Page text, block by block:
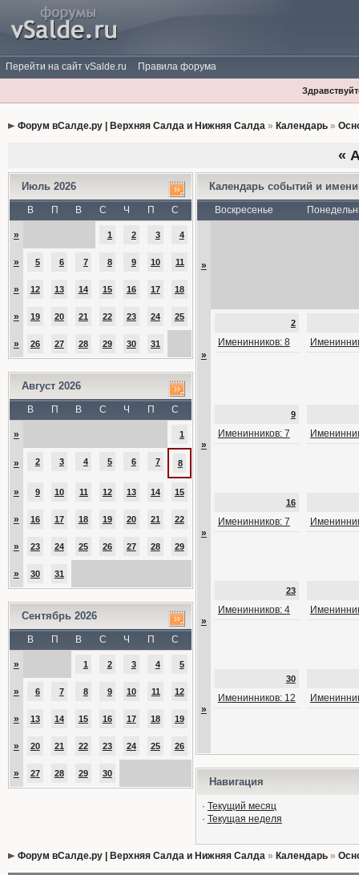
Перейти на сайт vSalde.ru Правила форума
Форум вСалде.ру | Верхняя Салда и Нижняя Салда» Календарь»
«
Июль 2026
В П В С Ч П С
» 1 2 3 4
» 5 6 7 8 9 10 11
» 12 13 14 15 16 17 18
» 19 20 21 22 23 24 25
» 26 27 28 29 30 31
Август 2026
В П В С Ч П С
» 1
» 2 3 4 5 6 7 8
» 9 10 11 12 13 14 15
» 16 17 18 19 20 21 22
» 23 24 25 26 27 28 29
» 30 31
Сентябрь 2026
В П В С Ч П С
» 1 2 3 4 5
» 6 7 8 9 10 11 12
» 13 14 15 16 17 18 19
» 20 21 22 23 24 25 26
» 27 28 29 30
Календарь событий и
Воскресенье
»
»
2
Именинников: 8
»
9
Именинников: 7
»
16
Именинников: 7
»
23
Именинников: 4
»
30
Именинников: 12
Навигация
· Текущий месяц
· Текущая неделя
Форум вСалде.ру | Верхняя Салда и Нижняя Салда» Календарь»